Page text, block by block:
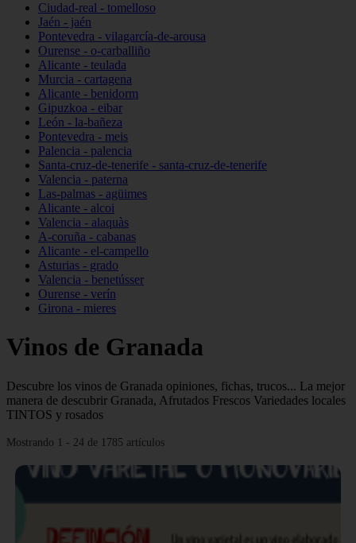
Ciudad-real - tomelloso
Jaén - jaén
Pontevedra - vilagarcía-de-arousa
Ourense - o-carballiño
Alicante - teulada
Murcia - cartagena
Alicante - benidorm
Gipuzkoa - eibar
León - la-bañeza
Pontevedra - meis
Palencia - palencia
Santa-cruz-de-tenerife - santa-cruz-de-tenerife
Valencia - paterna
Las-palmas - agüimes
Alicante - alcoi
Valencia - alaquàs
A-coruña - cabanas
Alicante - el-campello
Asturias - grado
Valencia - benetússer
Ourense - verín
Girona - mieres
Vinos de Granada
Descubre los vinos de Granada opiniones, fichas, trucos... La mejor
manera de descubrir Granada, Afrutados Frescos Variedades locales
TINTOS y rosados
Mostrando 1 - 24 de 1785 artículos